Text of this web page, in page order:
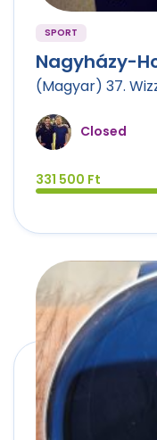
SPORT
Nagyházy-
(Magyar) 37.
Closed
331 500 Ft